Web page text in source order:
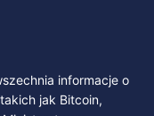
informacje o
jak Bitcoin,